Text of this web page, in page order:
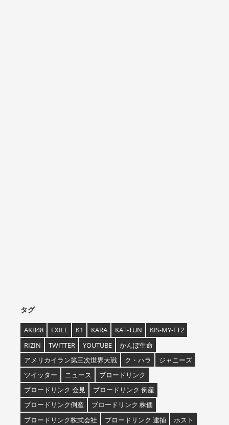
タグ
AKB48 EXILE K1 KARA KAT-TUN
KIS-MY-FT2
RIZIN
TWITTER YOUTUBE
かんぽ生命
アメリカイラン第三次世界大戦
ク・ハラ
ジャニーズ
ツイッター
ニュース
ブロードリンク
ブロードリンク 会見
ブロードリンク 倒産
ブロードリンク倒産
ブロードリンク 株価
ブロードリンク株式会社
ブロードリンク 逮捕
ホスト